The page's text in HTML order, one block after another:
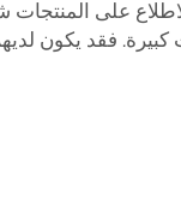
على المنتجات
فقد يكون